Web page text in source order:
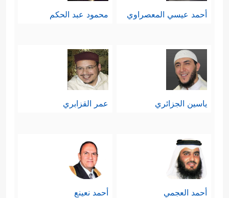
أحمد عيسي المعصراوي محمود عبد الحكم
ياسين الجزائري عمر القزابري
أحمد العجمي أحمد نعينع